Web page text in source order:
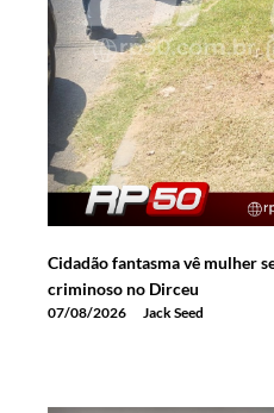
Cidadão fantasma vê mulher
criminoso no Dirceu
07/08/2026 Jack Seed